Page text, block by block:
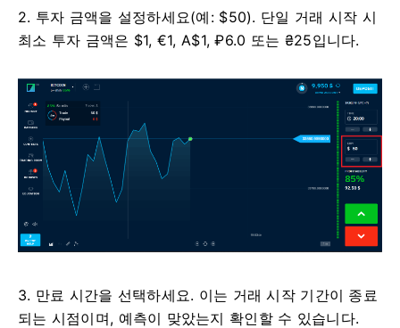
2. 투자 금액을 설정하세요(예: $50). 단일 거래 시작 시
최소 투자 금액은 $1, €1, A$1, ₽6.0 또는 ₴25입니다.
3. 만료 시간을 선택하세요. 이는 거래 시작 기간이 종료
되는 시점이며, 예측이 맞았는지 확인할 수 있습니다.